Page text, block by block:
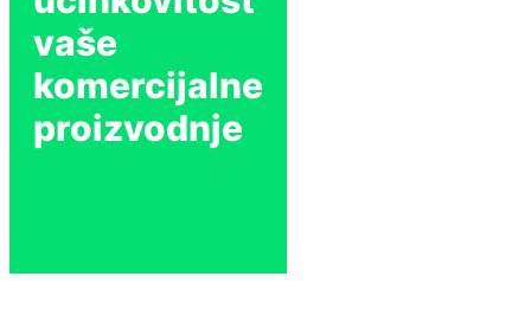
vaše
komercijalne
proizvodnje